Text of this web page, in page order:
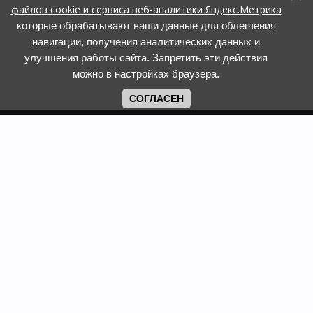
файлов cookie и сервиса веб-аналитики Яндекс.Метрика
которые обрабатывают ваши данные для облегчения
навигации, получения аналитических данных и
улучшения работы сайта. Запретить эти действия
можно в настройках браузера.
СОГЛАСЕН